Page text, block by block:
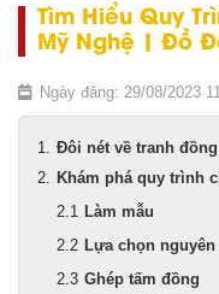
Tìm Hiểu Quy
Mỹ Nghệ | Đồ
Ngày đăng: 29/08/2023
Đôi nét về tranh
Khám phá quy trình
Làm mẫu
Lựa chọn nguyên
Ghép tấm đồng